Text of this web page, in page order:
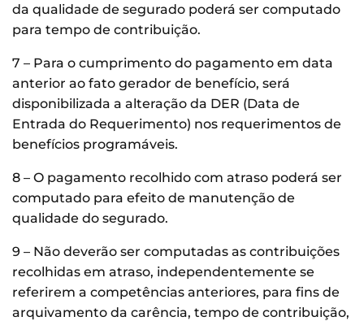
da qualidade de segurado poderá ser computado
para tempo de contribuição.
7 – Para o cumprimento do pagamento em data
anterior ao fato gerador de benefício, será
disponibilizada a alteração da DER (Data de
Entrada do Requerimento) nos requerimentos de
benefícios programáveis.
8 – O pagamento recolhido com atraso poderá ser
computado para efeito de manutenção de
qualidade do segurado.
9 – Não deverão ser computadas as contribuições
recolhidas em atraso, independentemente se
referirem a competências anteriores, para fins de
arquivamento da carência, tempo de contribuição,